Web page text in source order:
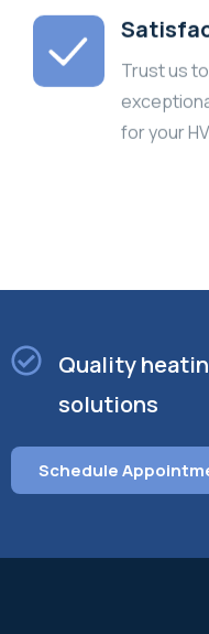
Trust us
for your
Quality
solutions
Schedule